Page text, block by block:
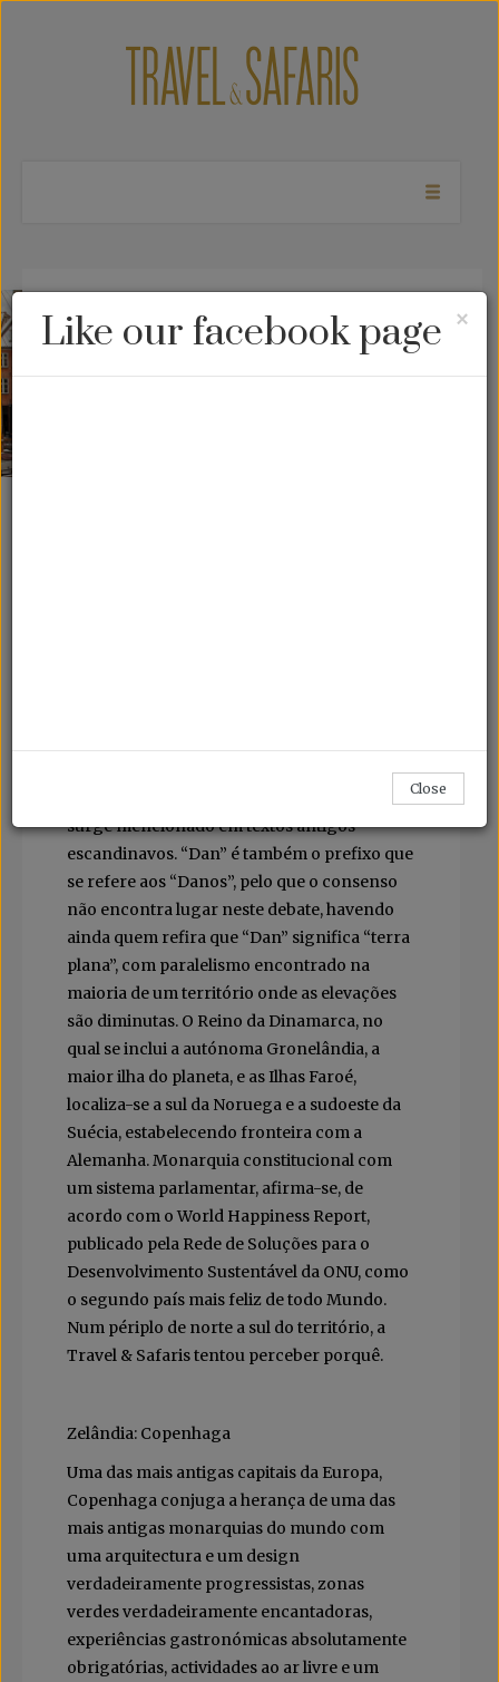
Dinamarca – Da era
dos vikings ao
surge mencionado em textos antigos
escandinavos. “Dan” é também o prefixo que
se refere aos “Danos”, pelo que o consenso
não encontra lugar neste debate, havendo
ainda quem refira que “Dan” significa “terra
plana”, com paralelismo encontrado na
maioria de um território onde as elevações
são diminutas. O Reino da Dinamarca, no
qual se inclui a autónoma Gronelândia, a
maior ilha do planeta, e as Ilhas Faroé,
localiza-se a sul da Noruega e a sudoeste da
Suécia, estabelecendo fronteira com a
Alemanha. Monarquia constitucional com
um sistema parlamentar, afirma-se, de
acordo com o World Happiness Report,
publicado pela Rede de Soluções para o
Desenvolvimento Sustentável da ONU, como
o segundo país mais feliz de todo Mundo.
Num périplo de norte a sul do território, a
Travel & Safaris tentou perceber porquê.
Zelândia: Copenhaga
Uma das mais antigas capitais da Europa,
Copenhaga conjuga a herança de uma das
mais antigas monarquias do mundo com
uma arquitectura e um design
verdadeiramente progressistas, zonas
verdes verdadeiramente encantadoras,
experiências gastronómicas absolutamente
obrigatórias, actividades ao ar livre e um
×
Like our facebook page
Close